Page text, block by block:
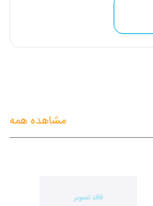
مشاهده همه